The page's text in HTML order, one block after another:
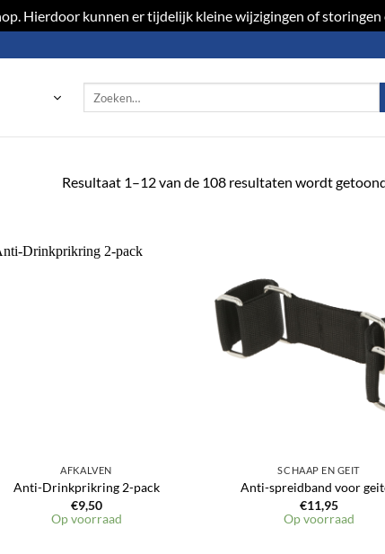
Hierdoor kunnen er tijdelijk kleine wijzigingen of storingen
Resultaat 1–12 van de 108 resultaten wordt
AFKALVEN
Anti-Drinkprikring 2-pack
€9,50
Op voorraad
SCHAAP EN GEIT
Anti-spreidband voor
€11,95
Op voorraad